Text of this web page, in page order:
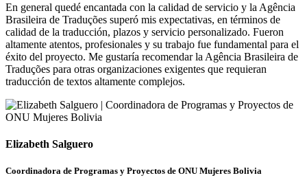
En general quedé encantada con la calidad de servicio y la Agência
Brasileira de Traduções superó mis expectativas, en términos de
calidad de la traducción, plazos y servicio personalizado. Fueron
altamente atentos, profesionales y su trabajo fue fundamental para el
éxito del proyecto. Me gustaría recomendar la Agência Brasileira de
Traduções para otras organizaciones exigentes que requieran
traducción de textos altamente complejos.
Elizabeth Salguero
Coordinadora de Programas y Proyectos de ONU Mujeres Bolivia